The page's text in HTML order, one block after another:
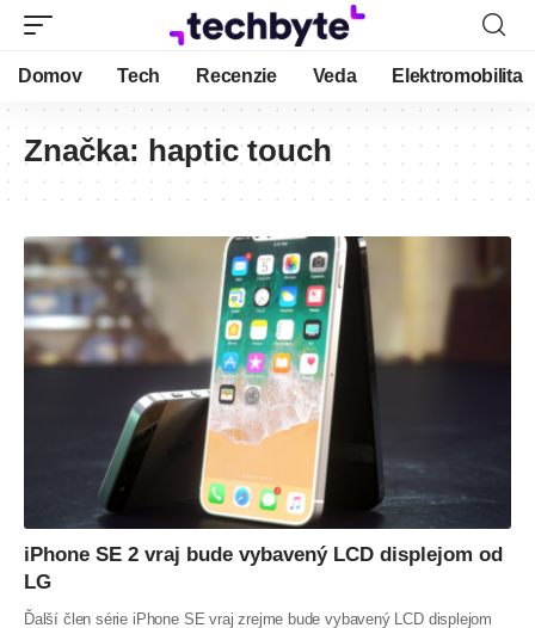
Domov Tech Recenzie Veda Elektromobilita
Značka: haptic touch
iPhone SE 2 vraj bude vybavený LCD displejom od
LG
Ďalší člen série iPhone SE vraj zrejme bude vybavený LCD displejom